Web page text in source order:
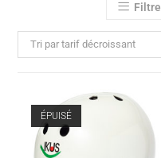
Filtre
Tri par tarif décroissant
ÉPUISÉ